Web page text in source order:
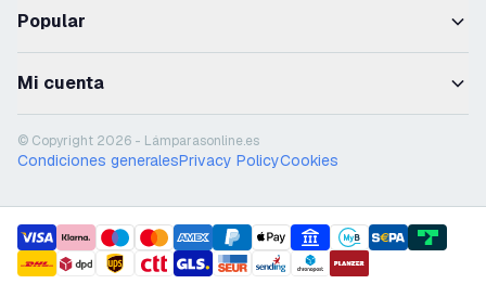
Popular
Mi cuenta
© Copyright 2026 - Lámparasonline.es
Condiciones generalesPrivacy PolicyCookies
payment methods
shipment methods